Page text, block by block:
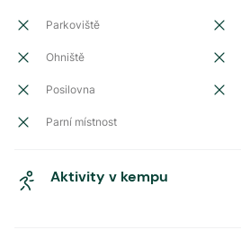
Parkoviště
Ohniště
Posilovna
Parní místnost
Aktivity v kempu